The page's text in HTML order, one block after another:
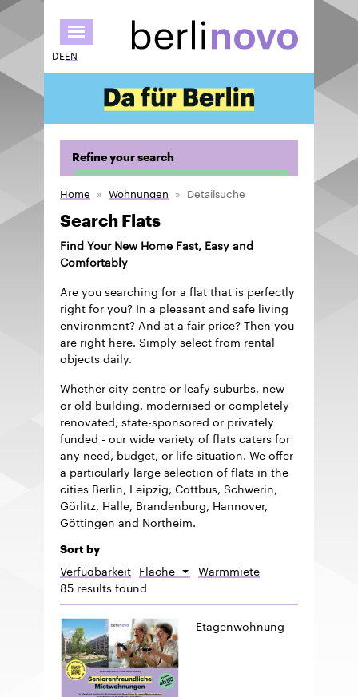
to
main
DEEN
Refine your search
Home Wohnungen Detailsuche
Search Flats
Find Your New Home Fast, Easy and
Comfortably
Are you searching for a flat that is perfectly
right for you? In a pleasant and safe living
environment? And at a fair price? Then you
are right here. Simply select from rental
objects daily.
Whether city centre or leafy suburbs, new
or old building, modernised or completely
renovated, state-sponsored or privately
funded - our wide variety of flats caters for
any need, budget, or life situation. We offer
a particularly large selection of flats in the
cities Berlin, Leipzig, Cottbus, Schwerin,
Görlitz, Halle, Brandenburg, Hannover,
Göttingen and Northeim.
Sort by
Verfügbarkeit Fläche SortWarmmiete
85 results found
Etagenwohnung